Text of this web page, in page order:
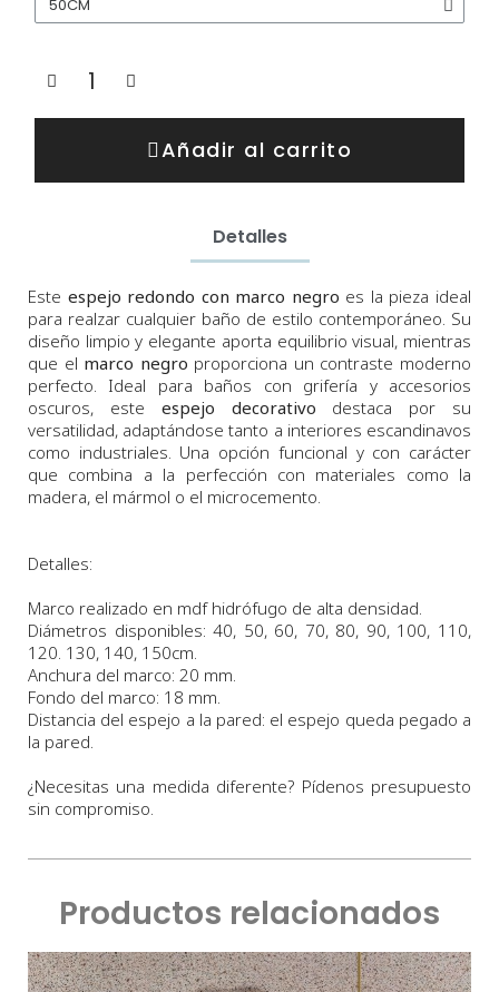
Añadir al carrito
Detalles
Este espejo redondo con marco negro es la pieza ideal
para realzar cualquier baño de estilo contemporáneo. Su
diseño limpio y elegante aporta equilibrio visual, mientras
que el marco negro proporciona un contraste moderno
perfecto. Ideal para baños con grifería y accesorios
oscuros, este espejo decorativo destaca por su
versatilidad, adaptándose tanto a interiores escandinavos
como industriales. Una opción funcional y con carácter
que combina a la perfección con materiales como la
madera, el mármol o el microcemento.
Detalles:
Marco realizado en mdf hidrófugo de alta densidad.
Diámetros disponibles: 40, 50, 60, 70, 80, 90, 100, 110,
120. 130, 140, 150cm.
Anchura del marco: 20 mm.
Fondo del marco: 18 mm.
Distancia del espejo a la pared: el espejo queda pegado a
la pared.
¿Necesitas una medida diferente? Pídenos presupuesto
sin compromiso.
Productos relacionados